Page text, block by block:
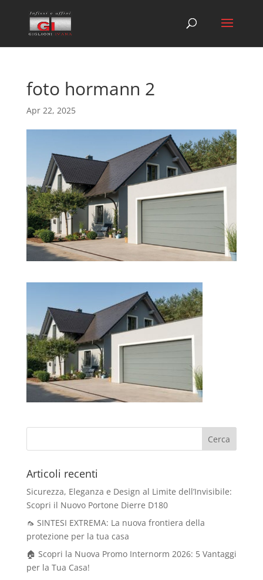
foto hormann 2
Apr 22, 2025
Articoli recenti
Sicurezza, Eleganza e Design al Limite dell’Invisibile:
Scopri il Nuovo Portone Dierre D180
🦟 SINTESI EXTREMA: La nuova frontiera della
protezione per la tua casa
🏠 Scopri la Nuova Promo Internorm 2026: 5 Vantaggi
per la Tua Casa!